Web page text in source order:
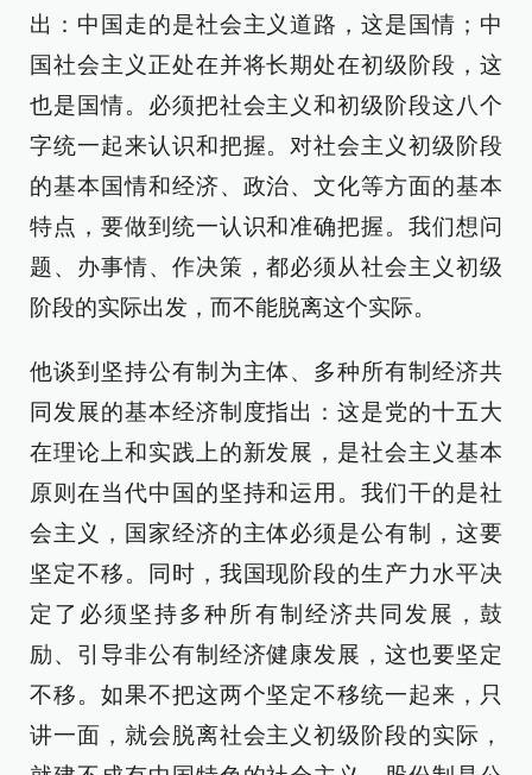
出：中国走的是社会主义道路，这是国情；中
国社会主义正处在并将长期处在初级阶段，这
也是国情。必须把社会主义和初级阶段这八个
字统一起来认识和把握。对社会主义初级阶段
的基本国情和经济、政治、文化等方面的基本
特点，要做到统一认识和准确把握。我们想问
题、办事情、作决策，都必须从社会主义初级
阶段的实际出发，而不能脱离这个实际。
他谈到坚持公有制为主体、多种所有制经济共
同发展的基本经济制度指出：这是党的十五大
在理论上和实践上的新发展，是社会主义基本
原则在当代中国的坚持和运用。我们干的是社
会主义，国家经济的主体必须是公有制，这要
坚定不移。同时，我国现阶段的生产力水平决
定了必须坚持多种所有制经济共同发展，鼓
励、引导非公有制经济健康发展，这也要坚定
不移。如果不把这两个坚定不移统一起来，只
讲一面，就会脱离社会主义初级阶段的实际，